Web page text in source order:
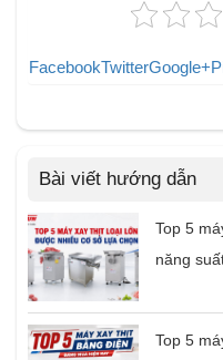
FacebookTwitterGoogle+
Bài viết hướng dẫn
Top 5
năng
Top 5